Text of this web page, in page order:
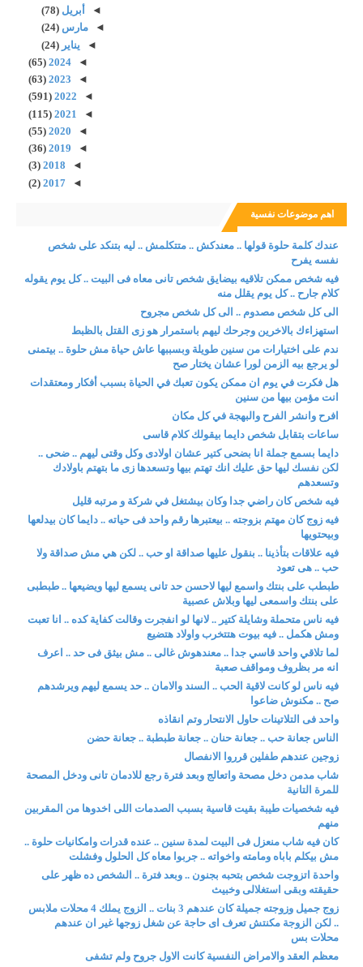
◄
أبريل(78)
◄مارس(24)
◄ يناير(24)
◄
2024
(65)
◄
2023
(63)
◄
2022
(591)
◄
2021
(115)
◄
2020
(55)
◄
2019
(36)
◄
2018
(3)
◄
2017
(2)
اهم موضوعات نفسية
عندك كلمة حلوة قولها .. معندكش .. متتكلمش .. ليه بتنكد على شخص
نفسه يفرح
فيه شخص ممكن تلاقيه بيضايق شخص تانى معاه فى البيت .. كل يوم يقوله
كلام جارح .. كل يوم يقلل منه
الى كل شخص مصدوم .. الى كل شخص مجروح
استهزاءك بالاخرين وجرحك ليهم باستمرار هو زى القتل بالظبط
ندم على اختيارات من سنين طويلة وبسببها عاش حياة مش حلوة .. بيتمنى
لو يرجع بيه الزمن لورا عشان يختار صح
هل فكرت في يوم ان ممكن يكون تعبك في الحياة بسبب أفكار ومعتقدات
انت مؤمن بيها من سنين
افرح وانشر الفرح والبهجة في كل مكان
ساعات بتقابل شخص دايما بيقولك كلام قاسى
دايما بسمع جملة انا بضحى كتير عشان اولادى وكل وقتى ليهم .. ضحى ..
لكن نفسك ليها حق عليك انك تهتم بيها وتسعدها زى ما بتهتم باولادك
وتسعدهم
فيه شخص كان راضي جدا وكان بيشتغل في شركة و مرتبه قليل
فيه زوج كان مهتم بزوجته .. بيعتبرها رقم واحد فى حياته .. دايما كان بيدلعها
وبيحتويها
فيه علاقات بتأذينا .. بنقول عليها صداقة او حب .. لكن هي مش صداقة ولا
حب .. هى تعود
طبطب على بنتك واسمع ليها لاحسن حد تانى يسمع ليها ويضيعها .. طبطبى
على بنتك واسمعى ليها وبلاش عصبية
فيه ناس متحملة وشايلة كتير .. لانها لو انفجرت وقالت كفاية كده .. انا تعبت
ومش هكمل .. فيه بيوت هتتخرب واولاد هتضيع
لما تلاقي واحد قاسي جدا .. معندهوش غالى .. مش بيثق فى حد .. اعرف
انه مر بظروف ومواقف صعبة
فيه ناس لو كانت لاقية الحب .. السند والامان .. حد يسمع ليهم ويرشدهم
صح .. مكنوش ضاعوا
واحد فى التلاتينات حاول الانتحار وتم انقاذه
الناس جعانة حب .. جعانة حنان .. جعانة طبطبة .. جعانة حضن
زوجين عندهم طفلين قرروا الانفصال
شاب مدمن دخل مصحة واتعالج وبعد فترة رجع للادمان تانى ودخل المصحة
للمرة التانية
فيه شخصيات طيبة بقيت قاسية بسبب الصدمات اللى اخدوها من المقربين
منهم
كان فيه شاب منعزل فى البيت لمدة سنين .. عنده قدرات وامكانيات حلوة ..
مش بيكلم باباه ومامته واخواته .. جربوا معاه كل الحلول وفشلت
واحدة اتزوجت شخص بتحبه بجنون .. وبعد فترة .. الشخص ده ظهر على
حقيقته وبقى استغلالى وخبيث
زوج جميل وزوجته جميلة كان عندهم 3 بنات .. الزوج يملك 4 محلات ملابس
.. لكن الزوجة مكنتش تعرف اى حاجة عن شغل زوجها غير ان عندهم
محلات بس
معظم العقد والامراض النفسية كانت الاول جروح ولم تشفى